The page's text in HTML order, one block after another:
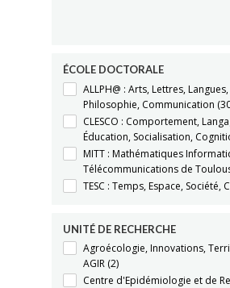
ÉCOLE DOCTORALE
ALLPH@ : Arts, Lettres, Langues,
Philosophie, Communication
CLESCO : Comportement,
Éducation, Socialisation,
MITT : Mathématiques
Télécommunications de
TESC : Temps, Espace, Société,
UNITÉ DE RECHERCHE
Agroécologie, Innovations,
AGIR (2)
Centre d'Epidémiologie et de